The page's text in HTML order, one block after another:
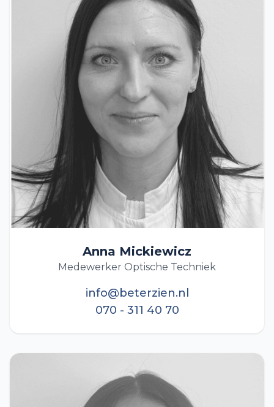
Anna Mickiewicz
Medewerker Optische Techniek
info@beterzien.nl
070 - 311 40 70